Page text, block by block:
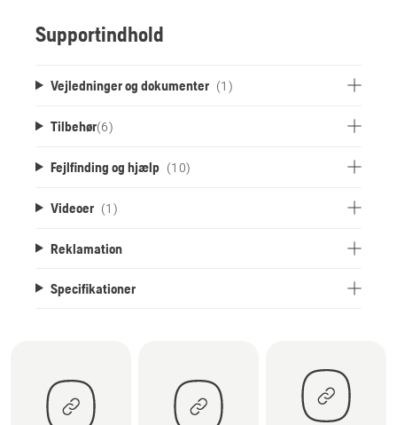
Supportindhold
Vejledninger og dokumenter (1)
Tilbehør(6)
Fejlfinding og hjælp (10)
Videoer (1)
Reklamation
Specifikationer